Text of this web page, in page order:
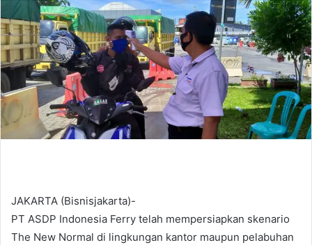
n
d
a
n
m
a
JAKARTA (Bisnisjakarta)-
PT ASDP Indonesia Ferry telah mempersiapkan skenario
The New Normal di lingkungan kantor maupun pelabuhan